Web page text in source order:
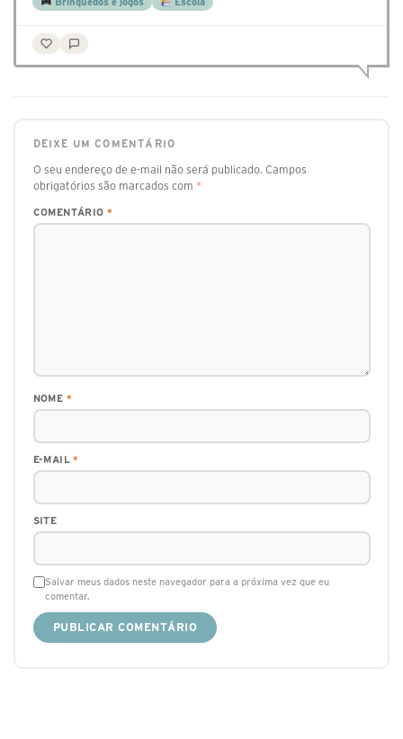
DEIXE UM COMENTÁRIO
O seu endereço de e-mail não será publicado. Campos
obrigatórios são marcados com *
COMENTÁRIO *
NOME *
E-MAIL*
SITE
Salvar meus dados neste navegador para a próxima vez que eu
comentar.